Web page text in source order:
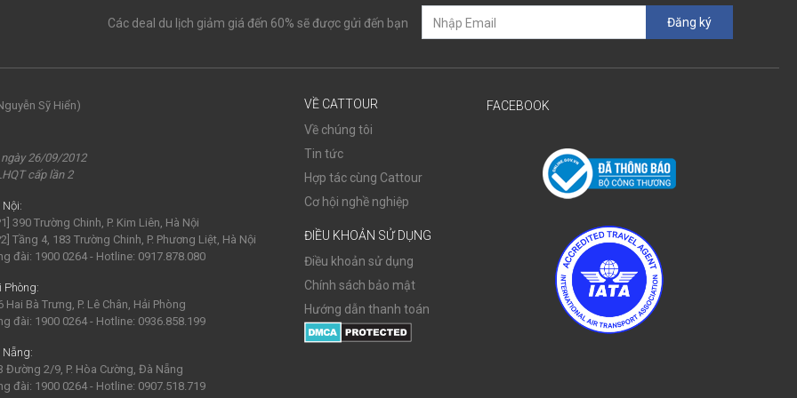
Các deal du lịch giảm giá đến 60% sẽ được gửi đến bạn Đăng ký
Sỹ Hiển)
26/09/2012
cấp lần 2
Nội:
390 Trường Chinh, P. Kim Liên, Hà Nội
Tầng 4, 183 Trường Chinh, P. Phương Liệt, Hà Nội
đài: 1900 0264 - Hotline: 0917.878.080
Phòng:
Hai Bà Trưng, P. Lê Chân, Hải Phòng
đài: 1900 0264 - Hotline: 0936.858.199
Đường 2/9, P. Hòa Cường, Đà Nẵng
đài: 1900 0264 - Hotline: 0907.518.719
VỀ CATTOUR
Về chúng tôi
Tin tức
Hợp tác cùng Cattour
Cơ hội nghề nghiệp
ĐIỀU KHOẢN SỬ DỤNG
Điều khoản sử dụng
Chính sách bảo mật
Hướng dẫn thanh toán
FACEBOOK